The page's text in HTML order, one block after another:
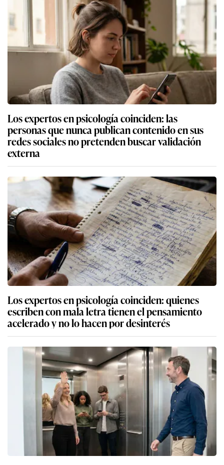
Los expertos en psicología coinciden: las
personas que nunca publican contenido en sus
redes sociales no pretenden buscar validación
externa
Los expertos en psicología coinciden: quienes
escriben con mala letra tienen el pensamiento
acelerado y no lo hacen por desinterés